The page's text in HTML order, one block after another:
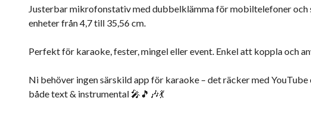
Justerbar mikrofonstativ med dubbelklämma för mobiltelefoner
enheter från 4,7 till 35,56 cm.
Perfekt för karaoke, fester, mingel eller event. Enkel att koppla och
Ni behöver ingen särskild app för karaoke – det räcker med
både text & instrumental 🎤🎵🎶💃